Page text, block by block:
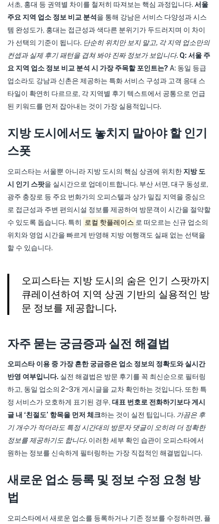
서초, 홍대 등 권역별 차이를 철저히 따져보는 핵심 과정입니다. 서울
주요 지역 업소 정보 비교 분석 을 통해 강남은 서비스 다양성과 시스
템 완성도가, 홍대는 접근성과 색다른 분위기가 두드러지며 이 차이
가 선택의 기준이 됩니다. 단순히 위치만 보지 말고, 각 지역 업소만의
컨셉과 실제 후기 패턴을 겹쳐 봐야 진짜 정보가 보입니다. Q: 서울 주
요 지역 업소 정보 비교 분석 시 가장 주목할 포인트는? A: 동일 등급
업소라도 강남과 신촌은 제공하는 특화 서비스 구성과 고객 응대 스
타일이 확연히 다르므로, 각 지역별 후기 텍스트에서 공통으로 언급
된 키워드를 먼저 잡아내는 것이 가장 실용적입니다.
지방 도시에서도 놓치지 말아야 할 인기
스폿
오피스타는 서울뿐 아니라 지방 도시의 핵심 상권에 위치한 지방 도
시 인기 스팟을 실시간으로 업데이트합니다. 부산 서면, 대구 동성로,
광주 충장로 등 주요 번화가의 오피스텔과 상가 밀집 지역을 중심으
로 접근성과 주변 편의시설 정보를 제공하여 방문객이 시간을 절약할
수 있도록 돕습니다. 특히
로컬 핫플레이스 로 떠오르는 신규 업소의
위치와 영업 시간을 빠르게 반영해 지방 여행객도 실패 없는 선택을
할 수 있습니다.
오피스타는 지방 도시의 숨은 인기 스팟까지
큐레이션하여 지역 상권 기반의 실용적인 방
문 정보를 제공합니다.
자주 묻는 궁금증과 실전 해결법
오피스타 이용 중 가장 흔한 궁금증은 업소 정보의 정확도와 실시간
반영 여부입니다. 실전 해결법은 방문 후기를 꼭 최신순으로 필터링
하고, 동일 업소의 2~3개 게시글을 교차 확인하는 것입니다. 또한 특
정 서비스가 모호하게 표기된 경우, 대표 번호로 전화하기보다 게시
글 내 ‘친절도’ 항목을 먼저 체크하는 것이 실전 팁입니다. 가끔은 후
기 개수가 적더라도 특정 시간대의 방문자 댓글이 오히려 더 정확한
정보를 제공하기도 합니다. 이러한 세부 확인 습관이 오피스타에서
원하는 정보를 신속하게 필터링하는 가장 직접적인 해결법입니다.
새로운 업소 등록 및 정보 수정 요청 방
법
오피스타에서 새로운 업소를 등록하거나 기존 정보를 수정하려면, 플